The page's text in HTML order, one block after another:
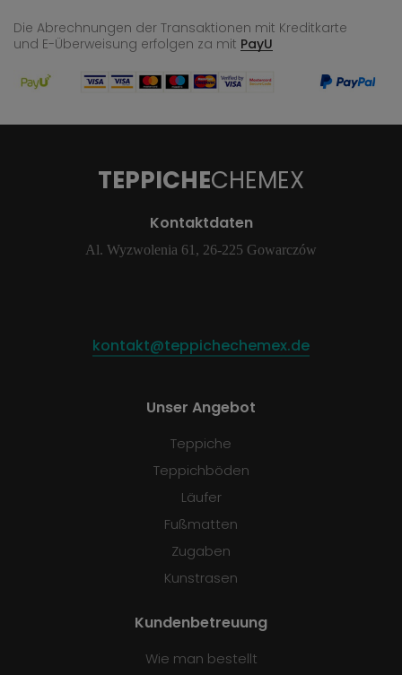
Die Abrechnungen der Transaktionen mit Kreditkarte
und E-Überweisung erfolgen za mit PayU
TEPPICHECHEMEX
Kontaktdaten
Al. Wyzwolenia 61, 26-225 Gowarczów
kontakt@teppichechemex.de
Unser Angebot
Teppiche
Teppichböden
Läufer
Fußmatten
Zugaben
Kunstrasen
Kundenbetreuung
Wie man bestellt